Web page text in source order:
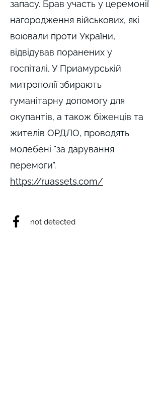
запасу. Брав участь у церемонії
нагородження військових, які
воювали проти України,
відвідував поранених у
госпіталі. У Приамурській
митрополії збирають
гуманітарну допомогу для
окупантів, а також біженців та
жителів ОРДЛО, проводять
молебені "за дарування
перемоги".
https://ruassets.com/
not detected